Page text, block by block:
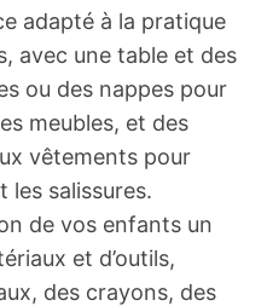
adapté à la pratique
avec une table et des
ou des nappes pour
meubles, et des
vêtements pour
les salissures.
de vos enfants un
et d’outils,
des crayons, des